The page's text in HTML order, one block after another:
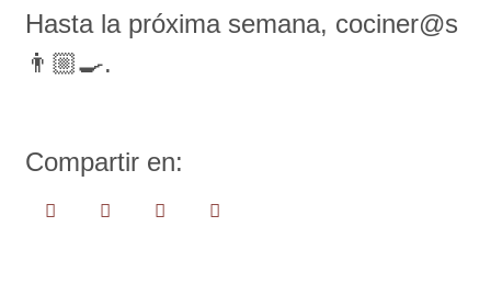
Hasta la próxima semana, cociner@s
👨🏼‍🍳.
Compartir en: